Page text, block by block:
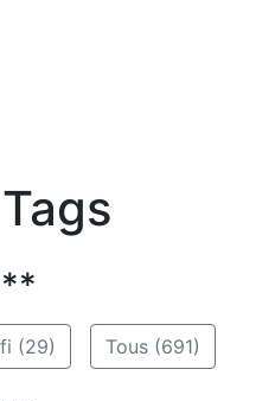
(29) Tous (691)